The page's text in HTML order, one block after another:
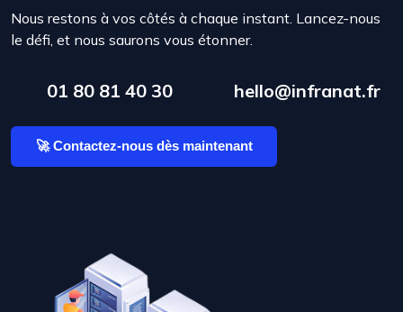
Nous restons à vos côtés à chaque instant. Lancez-nous
le défi, et nous saurons vous étonner.
01 80 81 40 30 hello@infranat.fr
🚀 Contactez-nous dès maintenant